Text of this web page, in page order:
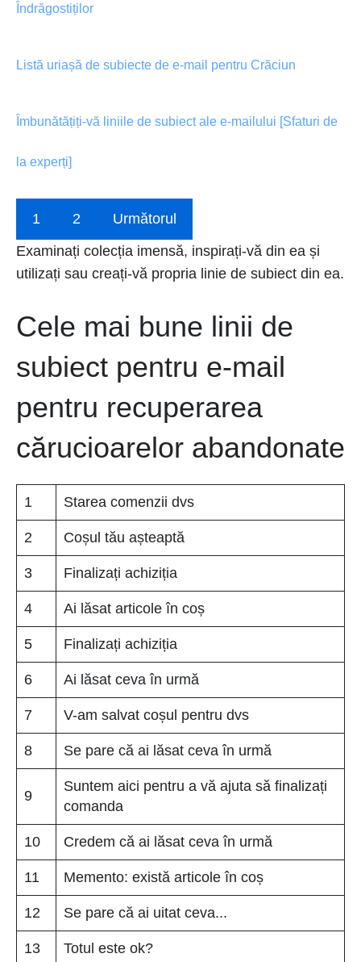
Îndrăgostiților
Listă uriașă de subiecte de e-mail pentru Crăciun
Îmbunătățiți-vă liniile de subiect ale e-mailului [Sfaturi de
la experți]
1 2
Următorul
Examinați colecția imensă, inspirați-vă din ea și
utilizați sau creați-vă propria linie de subiect din ea.
Cele mai bune linii de
subiect pentru e-mail
pentru recuperarea
cărucioarelor abandonate
1 Starea comenzii dvs
2 Coșul tău așteaptă
3 Finalizați achiziția
4 Ai lăsat articole în coș
5 Finalizați achiziția
6 Ai lăsat ceva în urmă
7 V-am salvat coșul pentru dvs
8 Se pare că ai lăsat ceva în urmă
9
Suntem aici pentru a vă ajuta să finalizați
comanda
10 Credem că ai lăsat ceva în urmă
11 Memento: există articole în coș
12 Se pare că ai uitat ceva...
13 Totul este ok?